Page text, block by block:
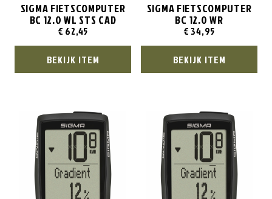
SIGMA FIETSCOMPUTER
BC 12.0 WL STS CAD
€ 62,45
BEKIJK ITEM
SIGMA FIETSCOMPUTER
BC 12.0 WR
€ 34,95
BEKIJK ITEM